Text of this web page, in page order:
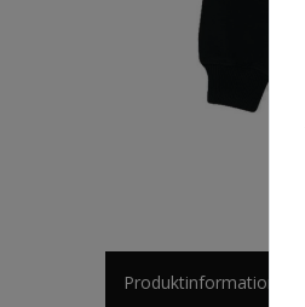
Produktinformationen